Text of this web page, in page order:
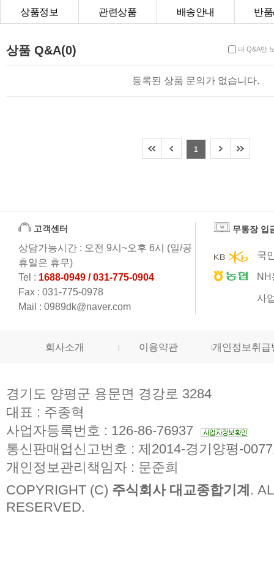
상품정보 관련상품 배송안내 반
상품 Q&A(0) 내 Q&A만
등록된 상품 문의가 없습니다.
1
고객센터
상담가능시간 : 오전 9시~오후 6시 (일/공
휴일은 휴무)
Tel : 1688-0949 / 031-775-0904
Fax : 031-775-0978
Mail : 0989dk@naver.com
무통장 입
국
사
회사소개 이용약관 개인정보취급
경기도 양평군 용문면 경강로 3284
대표 : 주종혁
사업자등록번호 : 126-86-76937
통신판매업신고번호 : 제2014-경기양평-
개인정보관리책임자 : 문준희
COPYRIGHT (C) 주식회사 대교종합기계 .
RESERVED.